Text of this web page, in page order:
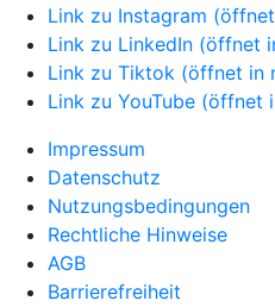
Link zu Instagram
Link zu LinkedIn (öffnet
Link zu Tiktok (öffnet in
Link zu YouTube (öffnet
Impressum
Datenschutz
Nutzungsbedingungen
Rechtliche Hinweise
AGB
Barrierefreiheit